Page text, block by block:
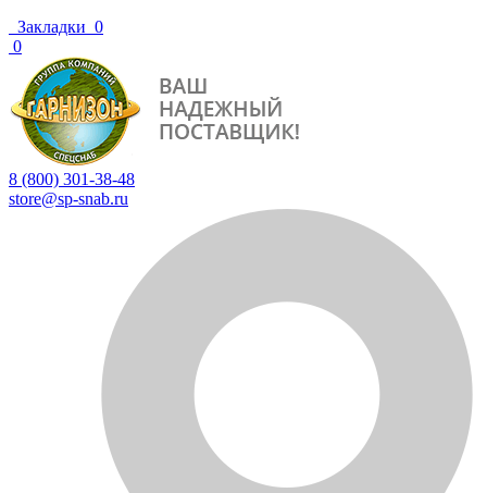
Закладки 0
0
8 (800) 301-38-48
store@sp-snab.ru